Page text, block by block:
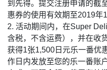
到先得。提交注册申请的截
惠券的使用有效期至2019年
2. 活动期间内，在Super
含税，不含运费），并在收
获得1张1,500日元乐一番优
作日内发放至您的乐一番账